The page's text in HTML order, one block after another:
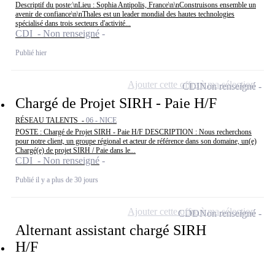
Descriptif du poste:\nLieu : Sophia Antipolis, France\n\nConstruisons ensemble un
avenir de confiance\n\nThales est un leader mondial des hautes technologies
spécialisé dans trois secteurs d'activité...
CDI - Non renseigné
Publié hier
Chargé de Projet SIRH - Paie H/F
RÉSEAU TALENTS - 06 - NICE
POSTE : Chargé de Projet SIRH - Paie H/F DESCRIPTION : Nous recherchons
pour notre client, un groupe régional et acteur de référence dans son domaine, un(e)
Chargé(e) de projet SIRH / Paie dans le...
CDI - Non renseigné
Publié il y a plus de 30 jours
CDINon renseigné
Ajouter cette offre à ma sélection
Alternant assistant chargé SIRH
H/F
CDDNon renseigné
Ajouter cette offre à ma sélection